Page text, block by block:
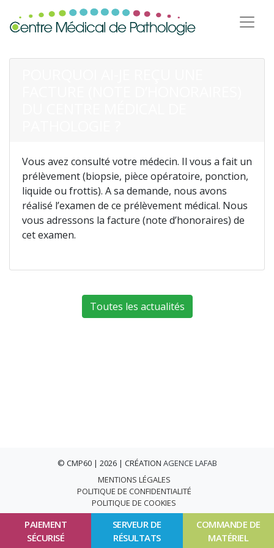
PAIEMENT
SÉCURISÉ
SERVEUR DE
RÉSULTATS
COMMANDE DE
MATÉRIEL
Vous avez consulté votre médecin. Il vous a fait un
prélèvement (biopsie, pièce opératoire, ponction,
liquide ou frottis). A sa demande, nous avons
réalisé l’examen de ce prélèvement médical. Nous
vous adressons la facture (note d’honoraires) de
cet examen.
Toutes les actualités
© CMP60 | 2026 | CRÉATION AGENCE LAFAB
MENTIONS LÉGALES
POLITIQUE DE CONFIDENTIALITÉ
POLITIQUE DE COOKIES